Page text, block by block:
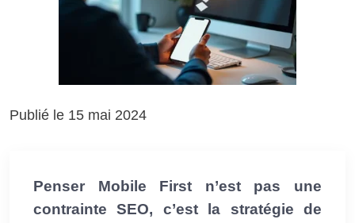
Publié le 15 mai 2024
Penser Mobile First n’est pas une
contrainte SEO, c’est la stratégie de